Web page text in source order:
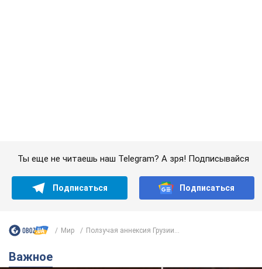
США и впервые услышала "Слава Украине"! Как